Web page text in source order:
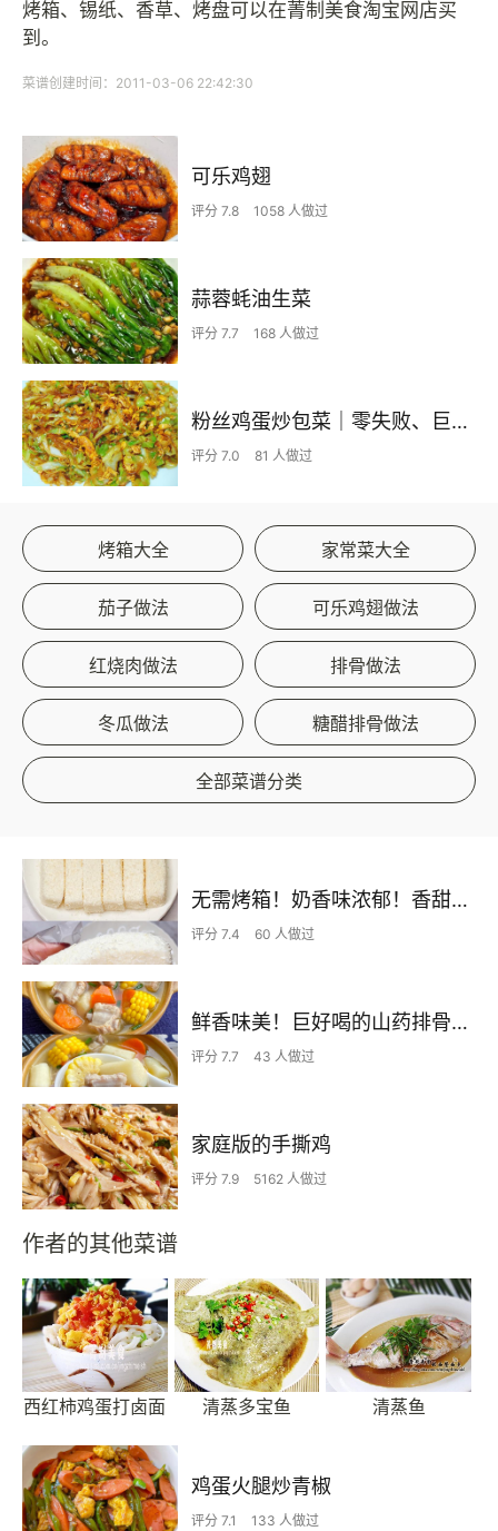
烤箱、锡纸、香草、烤盘可以在菁制美食淘宝网店买
到。
菜谱创建时间：2011-03-06 22:42:30
可乐鸡翅
评分 7.8 1058 人做过
蒜蓉蚝油生菜
评分 7.7 168 人做过
粉丝鸡蛋炒包菜｜零失败、巨下饭
评分 7.0 81 人做过
烤箱大全 家常菜大全
茄子做法 可乐鸡翅做法
红烧肉做法 排骨做法
冬瓜做法 糖醋排骨做法
全部菜谱分类
无需烤箱！奶香味浓郁！香甜嫩滑的椰蓉奶糕
评分 7.4 60 人做过
鲜香味美！巨好喝的山药排骨汤！！
评分 7.7 43 人做过
家庭版的手撕鸡
评分 7.9 5162 人做过
作者的其他菜谱
西红柿鸡蛋打卤面 清蒸多宝鱼 清蒸鱼
鸡蛋火腿炒青椒
评分 7.1 133 人做过